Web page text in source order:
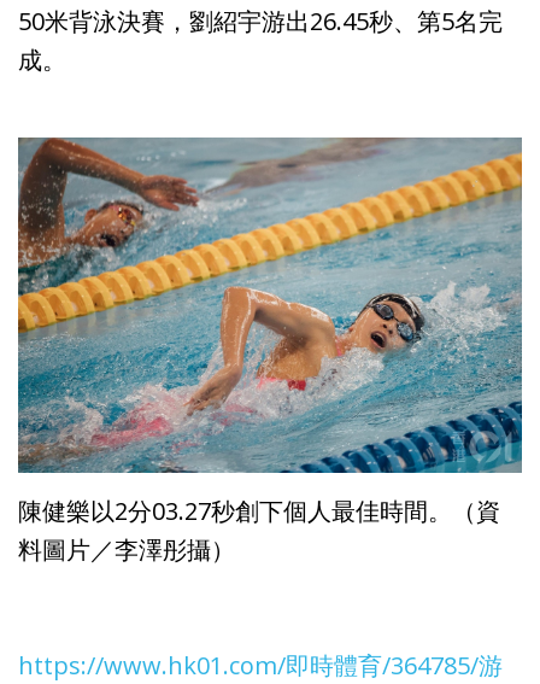
50米背泳決賽，劉紹宇游出26.45秒、第5名完
成。
陳健樂以2分03.27秒創下個人最佳時間。（資
料圖片／李澤彤攝）
https://www.hk01.com/即時體育/364785/游